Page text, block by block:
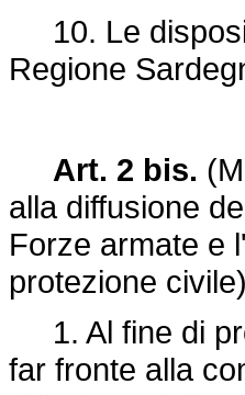
10. Le
Regione
Art. 2 bis.
alla diffusione
Forze armate e
protezione
1. Al fine di
far fronte alla